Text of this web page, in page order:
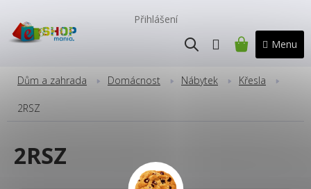
obsah
Přihlášení
NÁKUPNÍ
Dům a zahrada Domácnost Nábytek Křesla
2RSZ
2RSZ